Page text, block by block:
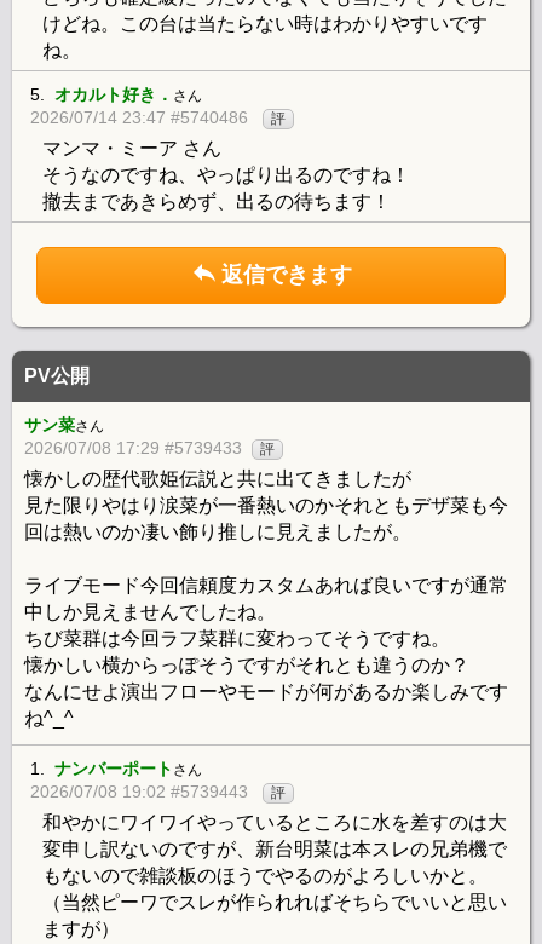
けどね。この台は当たらない時はわかりやすいです
ね。
5. オカルト好き． さん
2026/07/14 23:47 #5740486 評
マンマ・ミーア さん
そうなのですね、やっぱり出るのですね！
撤去まであきらめず、出るの待ちます！
返信できます
PV公開
サン菜さん
2026/07/08 17:29 #5739433 評
懐かしの歴代歌姫伝説と共に出てきましたが
見た限りやはり涙菜が一番熱いのかそれともデザ菜も今
回は熱いのか凄い飾り推しに見えましたが。
ライブモード今回信頼度カスタムあれば良いですが通常
中しか見えませんでしたね。
ちび菜群は今回ラフ菜群に変わってそうですね。
懐かしい横からっぽそうですがそれとも違うのか？
なんにせよ演出フローやモードが何があるか楽しみです
ね^_^
1. ナンバーポート さん
2026/07/08 19:02 #5739443 評
和やかにワイワイやっているところに水を差すのは大
変申し訳ないのですが、新台明菜は本スレの兄弟機で
もないので雑談板のほうでやるのがよろしいかと。
（当然ピーワでスレが作られればそちらでいいと思い
ますが）